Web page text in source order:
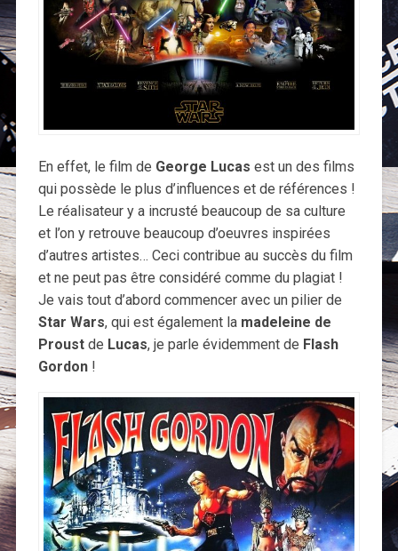
En effet, le film de George Lucas est un des films
qui possède le plus d’influences et de références !
Le réalisateur y a incrusté beaucoup de sa culture
et l’on y retrouve beaucoup d’oeuvres inspirées
d’autres artistes… Ceci contribue au succès du film
et ne peut pas être considéré comme du plagiat !
Je vais tout d’abord commencer avec un pilier de
Star Wars, qui est également la madeleine de
Proustde Lucas, je parle évidemment de Flash
Gordon!